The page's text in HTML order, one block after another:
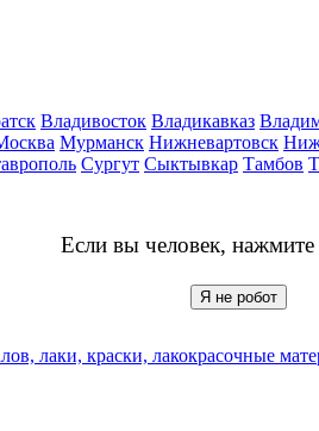
Владивосток Владикавказ
Мурманск Нижневартовск
Сургут Сыктывкар Тамбов
Если вы человек,
Я не робот